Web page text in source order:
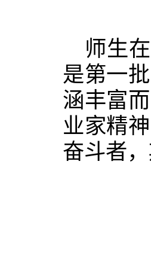
师生
是第一
涵丰富
业家精
奋斗者